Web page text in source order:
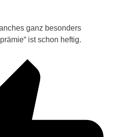
ganz besonders
ist schon heftig.